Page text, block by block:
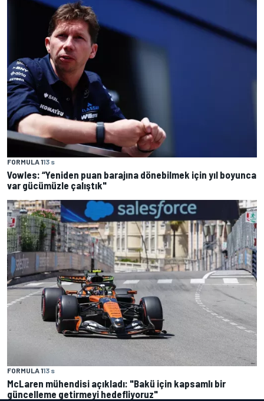
FORMULA 113 s
Vowles: “Yeniden puan barajına dönebilmek için yıl boyunca
var gücümüzle çalıştık"
FORMULA 113 s
McLaren mühendisi açıkladı: "Bakü için kapsamlı bir
güncelleme getirmeyi hedefliyoruz"